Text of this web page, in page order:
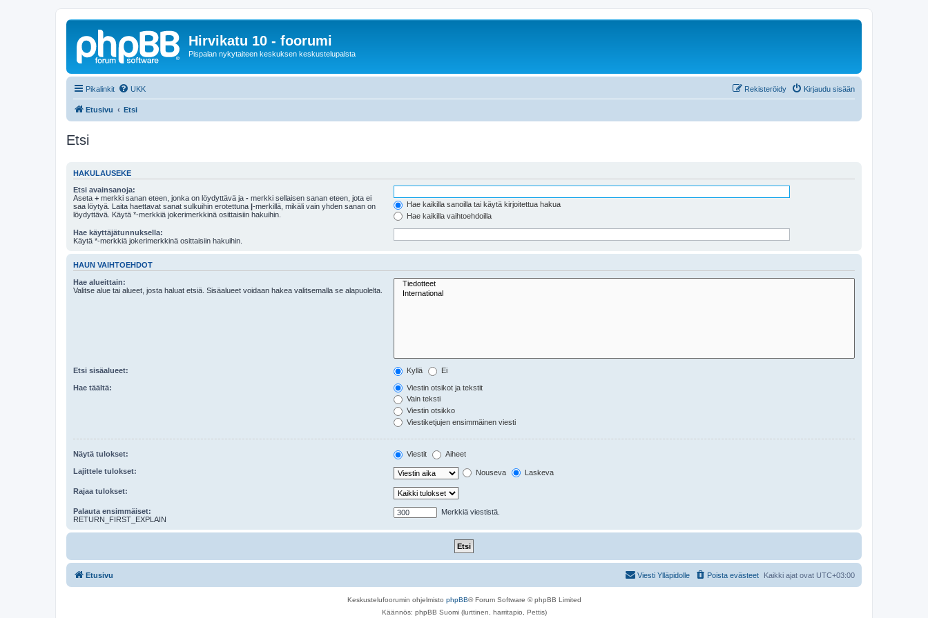
Hirvikatu 10 - foorumi
Pispalan nykytaiteen keskuksen keskustelupalsta
Pikalinkit UKK Kirjaudu sisään
Rekisteröidy
Etusivu Etsi
Etsi
HAKULAUSEKE
Etsi avainsanoja:
Aseta + merkki sanan eteen, jonka on löydyttävä ja - merkki sellaisen sanan eteen, jota ei
saa löytyä. Laita haettavat sanat sulkuihin erotettuna |-merkillä, mikäli vain yhden sanan on
löydyttävä. Käytä *-merkkiä jokerimerkkinä osittaisiin hakuihin.
Hae kaikilla sanoilla tai käytä kirjoitettua hakua
Hae kaikilla vaihtoehdoilla
Hae käyttäjätunnuksella:
Käytä *-merkkiä jokerimerkkinä osittaisiin hakuihin.
HAUN VAIHTOEHDOT
Hae alueittain:
Valitse alue tai alueet, josta haluat etsiä. Sisäalueet voidaan hakea valitsemalla se alapuolelta.
Etsi sisäalueet: Kyllä Ei
Hae täältä:
Viestin otsikot ja tekstit
Vain teksti
Viestin otsikko
Viestiketjujen ensimmäinen viesti
Näytä tulokset: Viestit Aiheet
Lajittele tulokset: Nouseva Laskeva
Rajaa tulokset:
Palauta ensimmäiset:
RETURN_FIRST_EXPLAIN
Merkkiä viestistä.
Etusivu Kaikki ajat ovat UTC+03:00
Poista evästeet
Viesti Ylläpidolle
Keskustelufoorumin ohjelmisto phpBB® Forum Software © phpBB Limited
Käännös: phpBB Suomi (lurttinen, harritapio, Pettis)